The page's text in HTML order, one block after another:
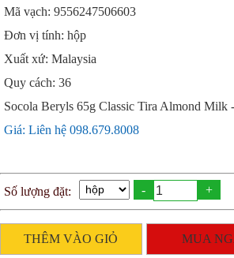
Mã vạch: 9556247506603
Đơn vị tính: hộp
Xuất xứ: Malaysia
Quy cách: 36
Socola Beryls 65g Classic Tira Almond Milk
Giá: Liên hệ 098.679.8008
Số lượng đặt: - +
THÊM VÀO GIỎ MUA